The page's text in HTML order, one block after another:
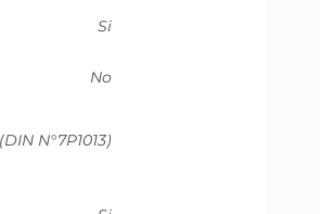
Si
No
N°7P1013)